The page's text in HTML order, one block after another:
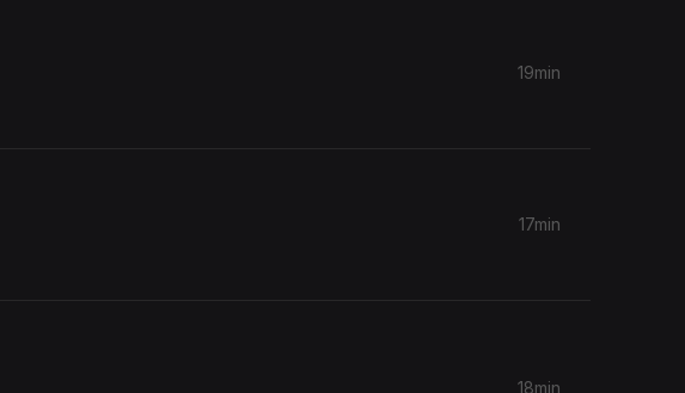
19min
17min
18min